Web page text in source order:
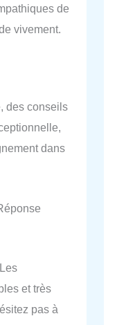
de
vivement.
des conseils
dans
et très
pas à